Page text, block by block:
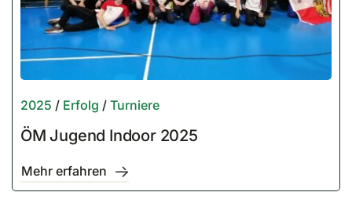
2025 / Erfolg / Turniere
ÖM Jugend Indoor 2025
Mehr erfahren